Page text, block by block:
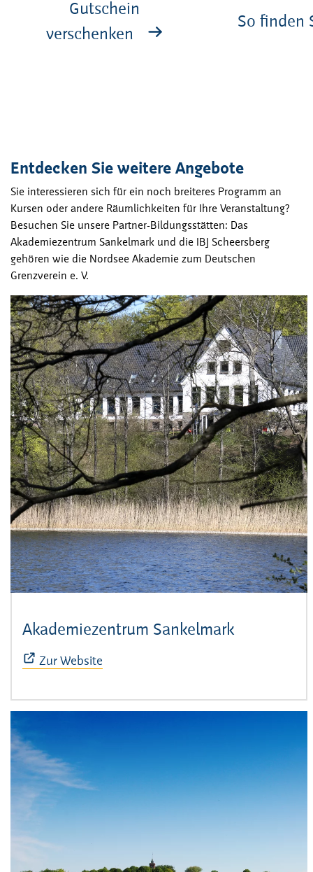
Gutschein
verschenken
So finden
Entdecken Sie weitere Angebote
Sie interessieren sich für ein noch breiteres Programm an
Kursen oder andere Räumlichkeiten für Ihre Veranstaltung?
Besuchen Sie unsere Partner-Bildungsstätten: Das
Akademiezentrum Sankelmark und die IBJ Scheersberg
gehören wie die Nordsee Akademie zum Deutschen
Grenzverein e. V.
Akademiezentrum Sankelmark
Zur Website